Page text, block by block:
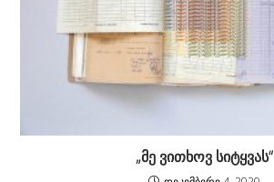
„მე ვითხოვ სიტყვას“